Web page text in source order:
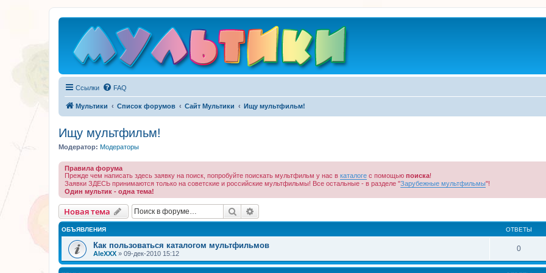
Ссылки FAQ
Мультики Список форумов Сайт Мультики Ищу мультфильм!
Ищу мультфильм!
Модератор: Модераторы
Правила форума
Прежде чем написать здесь заявку на поиск, попробуйте поискать мультфильм у нас в каталоге с помощью поиска!
Заявки ЗДЕСЬ принимаются только на советские и российские мультфильмы! Все остальные - в разделе "Зарубежные мультфильмы"!
Один мультик - одна тема!
Новая тема Поиск
ОБЪЯВЛЕНИЯ ОТВЕТЫ
Как пользоваться каталогом мультфильмов
AleXXX » 09-дек-2010 15:12
0